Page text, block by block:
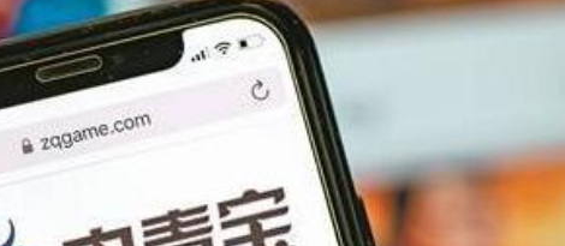
及時停下
10月1日生效
至41.95億坡元 中期息47坡仙
柱 網民：看見的人會幸運